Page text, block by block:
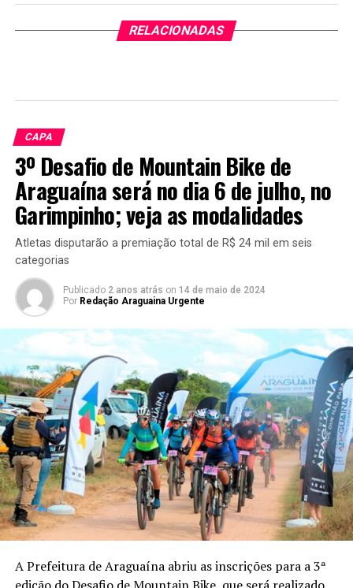
RELACIONADAS
CAPA
3º Desafio de Mountain Bike de
Araguaína será no dia 6 de julho, no
Garimpinho; veja as modalidades
Atletas disputarão a premiação total de R$ 24 mil em seis
categorias
Publicado 2 anos atrás on 14 de maio de 2024
Por Redação Araguaina Urgente
A Prefeitura de Araguaína abriu as inscrições para a 3ª